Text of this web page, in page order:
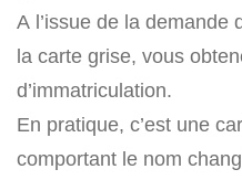
A l’issue de la demande
la carte grise, vous
d’immatriculation.
En pratique, c’est une
comportant le nom